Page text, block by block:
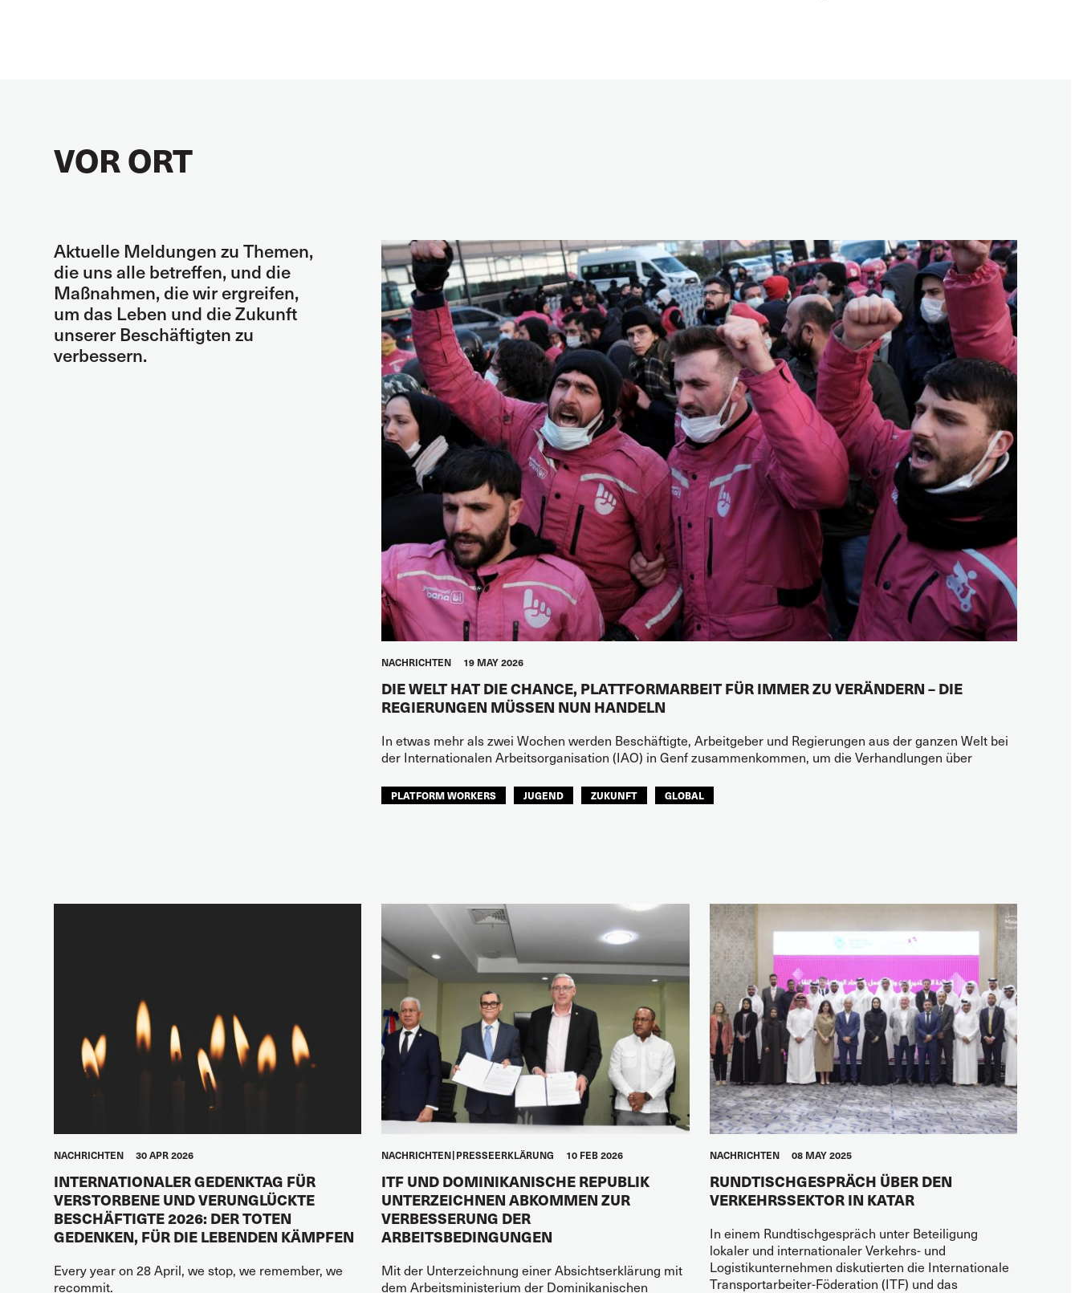
VOR ORT
Aktuelle Meldungen zu Themen,
die uns alle betreffen, und die
Maßnahmen, die wir ergreifen,
um das Leben und die Zukunft
unserer Beschäftigten zu
verbessern.
NACHRICHTEN 19 MAY 2026
DIE WELT HAT DIE CHANCE, PLATTFORMARBEIT FÜR IMMER ZU VERÄNDERN – DIE
REGIERUNGEN MÜSSEN NUN HANDELN
In etwas mehr als zwei Wochen werden Beschäftigte, Arbeitgeber und Regierungen aus der ganzen Welt bei
der Internationalen Arbeitsorganisation (IAO) in Genf zusammenkommen, um die Verhandlungen über
PLATFORM WORKERS JUGEND ZUKUNFT GLOBAL
NACHRICHTEN 30 APR 2026
INTERNATIONALER GEDENKTAG FÜR
VERSTORBENE UND VERUNGLÜCKTE
BESCHÄFTIGTE 2026: DER TOTEN
GEDENKEN, FÜR DIE LEBENDEN KÄMPFEN
Every year on 28 April, we stop, we remember, we
recommit.
NACHRICHTEN PRESSEERKLÄRUNG 10 FEB 2026
ITF UND DOMINIKANISCHE REPUBLIK
UNTERZEICHNEN ABKOMMEN ZUR
VERBESSERUNG DER
ARBEITSBEDINGUNGEN
Mit der Unterzeichnung einer Absichtserklärung mit
dem Arbeitsministerium der Dominikanischen
NACHRICHTEN 08 MAY 2025
RUNDTISCHGESPRÄCH ÜBER DEN
VERKEHRSSEKTOR IN KATAR
In einem Rundtischgespräch unter Beteiligung
lokaler und internationaler Verkehrs- und
Logistikunternehmen diskutierten die Internationale
Transportarbeiter-Föderation (ITF) und das